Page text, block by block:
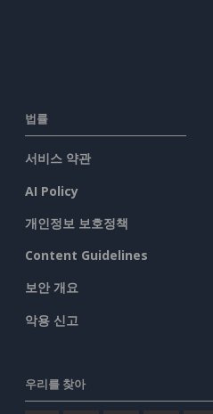
법률
서비스 약관
AI Policy
개인정보 보호정책
Content Guidelines
보안 개요
악용 신고
우리를 찾아